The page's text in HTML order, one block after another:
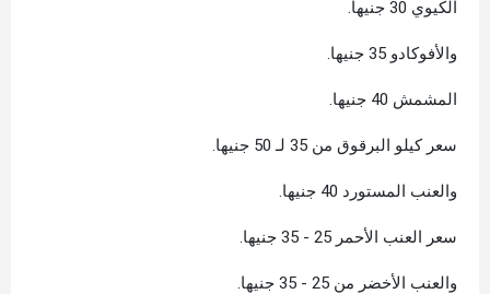
الكيوي 30 جنيها.
والأفوكادو 35 جنيها.
المشمش 40 جنيها.
سعر كيلو البرقوق من 35 لـ 50 جنيها.
والعنب المستورد 40 جنيها.
سعر العنب الأحمر 25 - 35 جنيها.
والعنب الأخضر من 25 - 35 جنيها.